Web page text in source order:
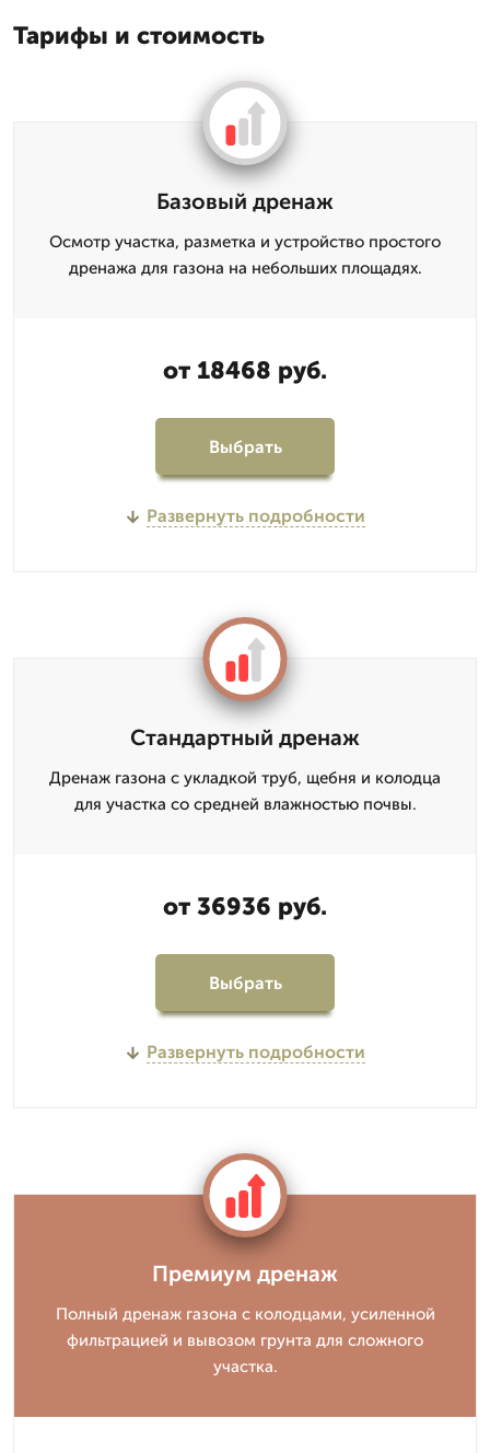
Тарифы и стоимость
Базовый дренаж
Осмотр участка, разметка и устройство простого
дренажа для газона на небольших площадях.
от 18468 руб.
Выбрать
Развернуть подробности
Стандартный дренаж
Дренаж газона с укладкой труб, щебня и колодца
для участка со средней влажностью почвы.
от 36936 руб.
Выбрать
Развернуть подробности
Премиум дренаж
Полный дренаж газона с колодцами, усиленной
фильтрацией и вывозом грунта для сложного
участка.